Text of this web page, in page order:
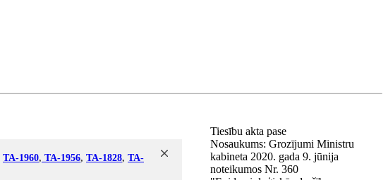
TA-1960, TA-1956, TA-1828, TA-
Tiesību akta pase
Nosaukums: Grozījumi Ministru
kabineta 2020. gada 9. jūnija
noteikumos Nr. 360